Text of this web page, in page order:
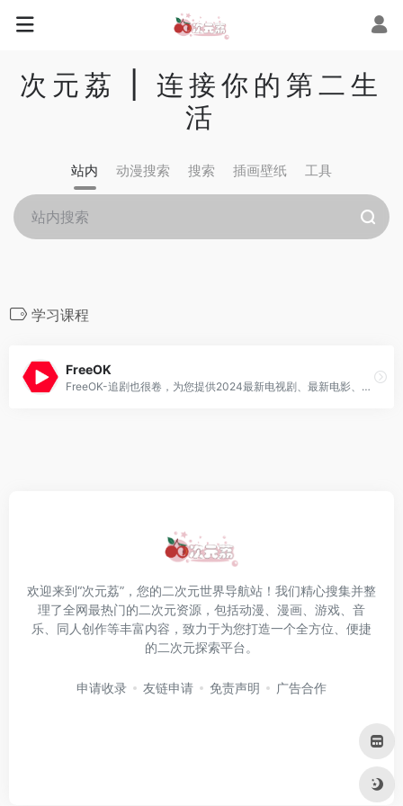
次元荔 | 连接你的第二生
活
站内 动漫搜索 搜索 插画壁纸 工具
学习课程
FreeOK
FreeOK-追剧也很卷，为您提供2024最新电视剧、最新电影、动漫番剧、学习课程，蓝光视频免费在线观看服务，无广告不卡，每天第一时间更新！
欢迎来到“次元荔”，您的二次元世界导航站！我们精心搜集并整
理了全网最热门的二次元资源，包括动漫、漫画、游戏、音
乐、同人创作等丰富内容，致力于为您打造一个全方位、便捷
的二次元探索平台。
申请收录 友链申请 免责声明 广告合作